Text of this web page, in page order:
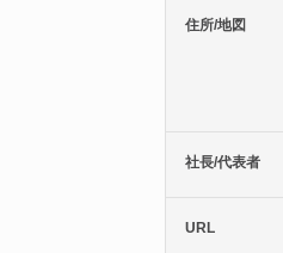
住所/地図
社長/代表者
URL